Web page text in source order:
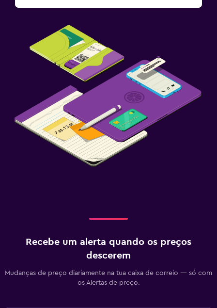
Recebe um alerta quando os preços
descerem
Mudanças de preço diariamente na tua caixa de correio — só com
os Alertas de preço.